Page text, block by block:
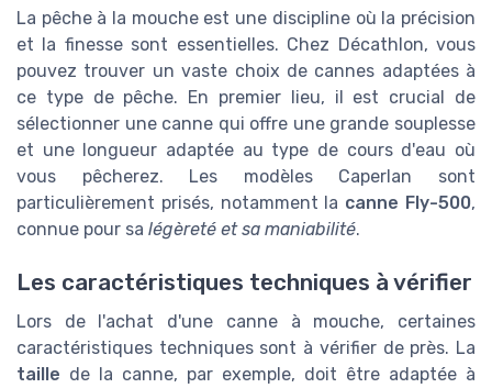
La pêche à la mouche est une discipline où la précision
et la finesse sont essentielles. Chez Décathlon, vous
pouvez trouver un vaste choix de cannes adaptées à
ce type de pêche. En premier lieu, il est crucial de
sélectionner une canne qui offre une grande souplesse
et une longueur adaptée au type de cours d'eau où
vous pêcherez. Les modèles Caperlan sont
particulièrement prisés, notamment la canne Fly-500,
connue pour sa légèreté et sa maniabilité.
Les caractéristiques techniques à vérifier
Lors de l'achat d'une canne à mouche, certaines
caractéristiques techniques sont à vérifier de près. La
taille de la canne, par exemple, doit être adaptée à